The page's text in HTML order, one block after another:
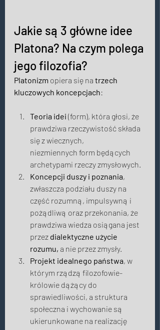
Jakie są 3 główne idee
Platona? Na czym polega
jego filozofia?
Platonizm opiera się na trzech
kluczowych koncepcjach:
Teoria idei (form), która głosi, że
prawdziwa rzeczywistość składa
się z wiecznych,
niezmiennych form będących
archetypami rzeczy zmysłowych.
Koncepcji duszy i poznania,
zwłaszcza podziału duszy na
część rozumną, impulsywną i
pożądliwą oraz przekonania, że
prawdziwa wiedza osiągana jest
przez dialektyczne użycie
rozumu, a nie przez zmysły.
Projekt idealnego państwa, w
którym rządzą filozofowie-
królowie dążący do
sprawiedliwości, a struktura
społeczna i wychowanie są
ukierunkowane na realizację